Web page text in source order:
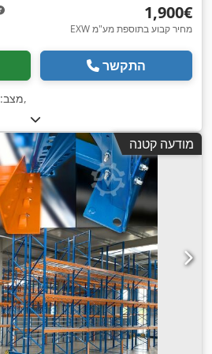
‏1,900 ‏€
EXW מחיר קבוע בתוספת מע"מ
התקשר
מצב:,
מודעה קטנה